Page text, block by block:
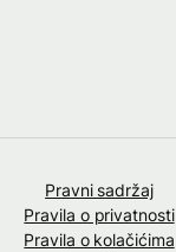
Pravni sadržaj
Pravila o privatnosti
Pravila o kolačićima